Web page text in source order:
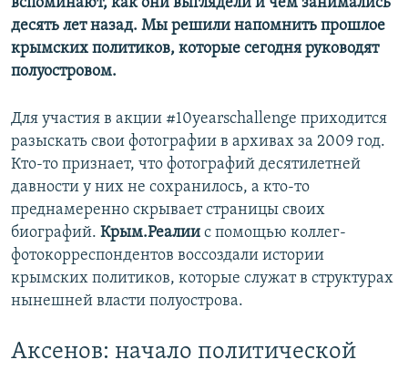
вспоминают, как они выглядели и чем занимались
десять лет назад. Мы решили напомнить прошлое
крымских политиков, которые сегодня руководят
полуостровом.
Для участия в акции #10yearschallenge приходится
разыскать свои фотографии в архивах за 2009 год.
Кто-то признает, что фотографий десятилетней
давности у них не сохранилось, а кто-то
преднамеренно скрывает страницы своих
биографий. Крым.Реалии с помощью коллег-
фотокорреспондентов воссоздали истории
крымских политиков, которые служат в структурах
нынешней власти полуострова.
Аксенов: начало политической